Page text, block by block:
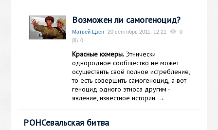
Возможен ли самогеноцид?
Матвей Цзен 20 сентябрь 2011, 12:21
0
0
Красные кхмеры. Этнически
однородное сообщество не может
осуществить своё полное истребление,
то есть совершить самогеноцид, а вот
геноцид одного этноса другим -
явление, известное истории. →
РОНСевальская битва